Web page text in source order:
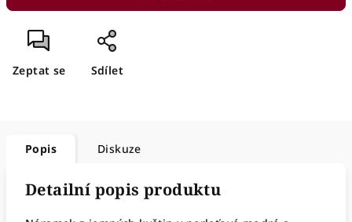
Zeptat se Sdílet
Popis Diskuze
Detailní popis produktu